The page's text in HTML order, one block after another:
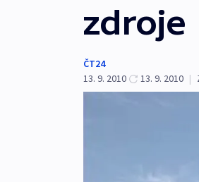
zdroje
ČT24
13. 9. 2010
13. 9. 2010 |